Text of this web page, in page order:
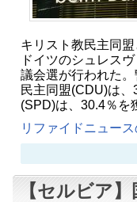
キリスト教民主同
ドイツのシュレス
議会選が行われた
民主同盟(CDU)は
(SPD)は、30.4％
リファイドニュー
【セルビア